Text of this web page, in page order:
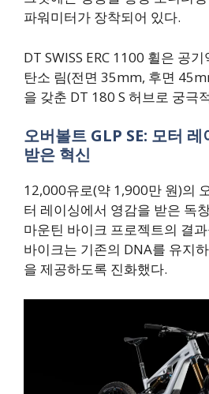
파워미터가 장착되어 있다.
DT SWISS ERC 1100 휠은 공
탄소 림(전면 35mm, 후면
을 갖춘 DT 180 S 허브로 궁극
오버볼트 GLP SE: 모터
받은 혁신
12,000유로(약 1,900만 원)의
터 레이싱에서 영감을 받은 독
마운틴 바이크 프로젝트의 결
바이크는 기존의 DNA를 유지
을 제공하도록 진화했다.